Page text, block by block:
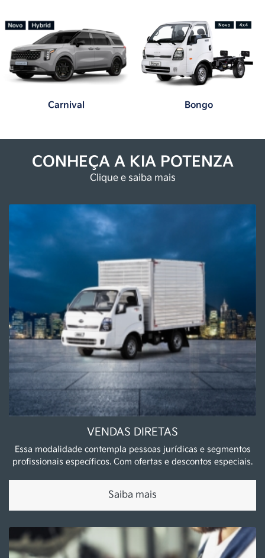
Carnival Bongo
CONHEÇA A KIA POTENZA
Clique e saiba mais
VENDAS DIRETAS
Essa modalidade contempla pessoas jurídicas e segmentos
profissionais específicos. Com ofertas e descontos especiais.
Saiba mais